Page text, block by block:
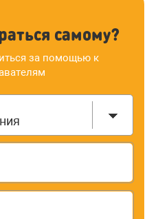
самому?
за помощью к